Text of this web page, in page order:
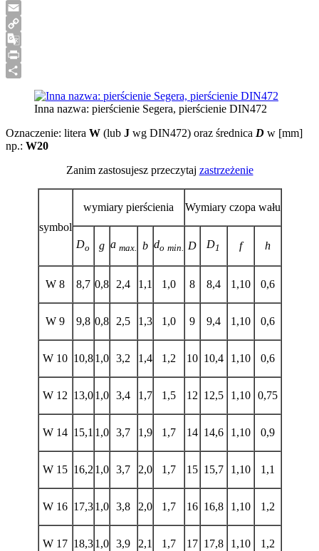
Email
Copy
Link
Google
Translate
Print
Inna nazwa: pierścienie Segera, pierścienie DIN472
Oznaczenie: litera W (lub J wg DIN472) oraz średnica D w [mm]
np.: W20
Zanim zastosujesz przeczytaj zastrzeżenie
symbol
wymiary pierścienia Wymiary czopa wału
Do g a max. b do min. D D1 f h
W 8 8,7 0,8 2,4 1,1 1,0 8 8,4 1,10 0,6
W 9 9,8 0,8 2,5 1,3 1,0 9 9,4 1,10 0,6
W 10 10,8 1,0 3,2 1,4 1,2 10 10,4 1,10 0,6
W 12 13,0 1,0 3,4 1,7 1,5 12 12,5 1,10 0,75
W 14 15,1 1,0 3,7 1,9 1,7 14 14,6 1,10 0,9
W 15 16,2 1,0 3,7 2,0 1,7 15 15,7 1,10 1,1
W 16 17,3 1,0 3,8 2,0 1,7 16 16,8 1,10 1,2
W 17 18,3 1,0 3,9 2,1 1,7 17 17,8 1,10 1,2